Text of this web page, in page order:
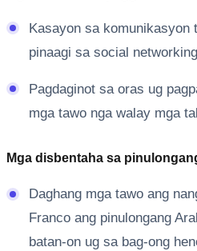
Kasayon ​​sa komunikasyon
pinaagi sa social
Pagdaginot sa oras ug
mga tawo nga walay mga
Mga disbentaha sa
Daghang mga tawo ang
Franco ang pinulongang
batan-on ug sa bag-ong